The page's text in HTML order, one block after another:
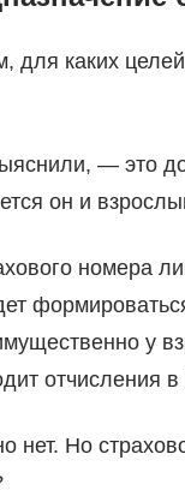
каких
— это
он и
номера
у
нет. Но